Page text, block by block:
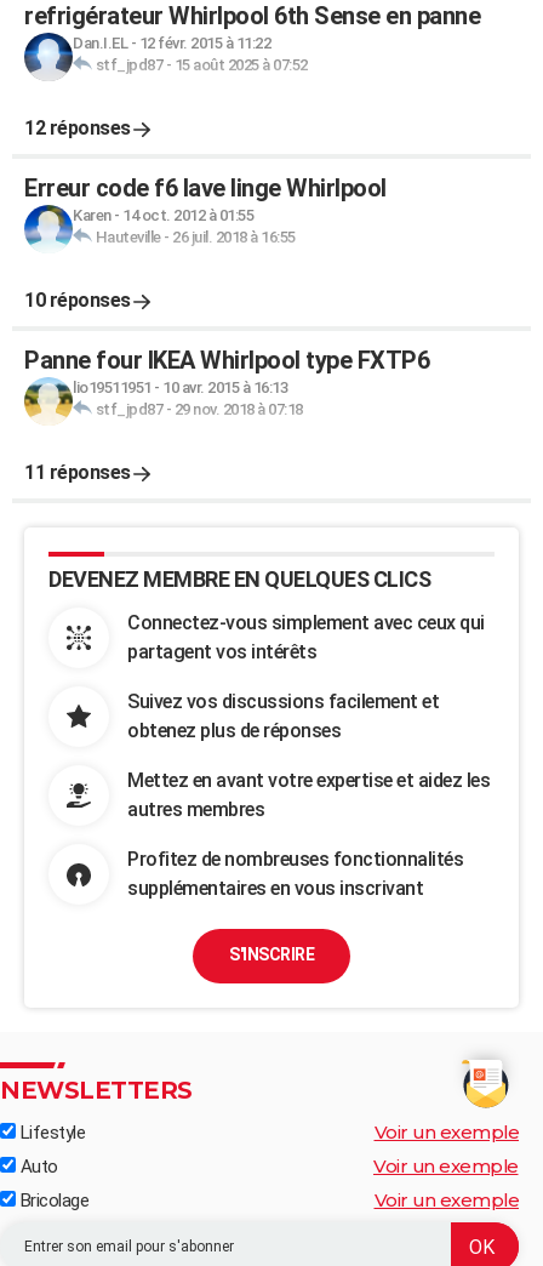
refrigérateur Whirlpool 6th Sense en panne
Dan.I.EL- 12 févr. 2015 à 11:22
stf_jpd87- 15 août 2025 à 07:52
12 réponses
Erreur code f6 lave linge Whirlpool
Karen- 14 oct. 2012 à 01:55
Hauteville- 26 juil. 2018 à 16:55
10 réponses
Panne four IKEA Whirlpool type FXTP6
lio19511951 - 10 avr. 2015 à 16:13
stf_jpd87- 29 nov. 2018 à 07:18
11 réponses
DEVENEZ MEMBRE EN QUELQUES CLICS
Connectez-vous simplement avec ceux qui
partagent vos intérêts
Suivez vos discussions facilement et
obtenez plus de réponses
Mettez en avant votre expertise et aidez les
autres membres
Profitez de nombreuses fonctionnalités
supplémentaires en vous inscrivant
S'INSCRIRE
NEWSLETTERS
Lifestyle Voir un exemple
Auto Voir un exemple
Bricolage Voir un exemple